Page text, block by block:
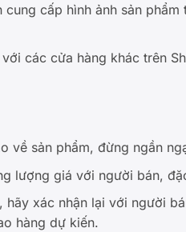
cung cấp hình ảnh sản
các cửa hàng khác trên
về sản phẩm, đừng ngần
lượng giá với người bán,
hãy xác nhận lại với người
hàng dự kiến.